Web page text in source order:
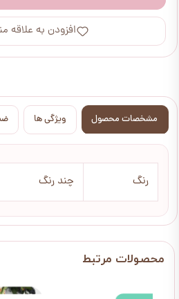
افزودن به علاقه
مشخصات محصول ویژگی ها
رنگ چند رنگ